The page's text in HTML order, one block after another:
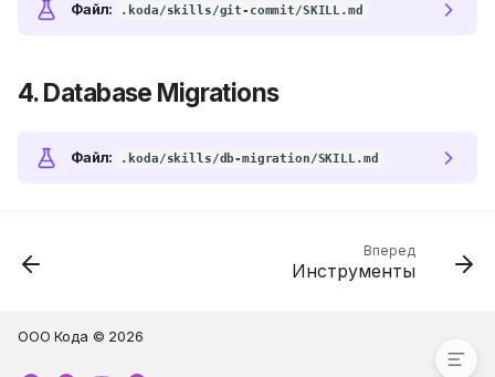
2. Python API Best Practices
3. Git Commit Messages
Файл: .koda/skills/git-commit/SKILL.md
4. Database Migrations
Файл: .koda/skills/db-migration/SKILL.md
Вперед
Инструменты
ООО Кода © 2026